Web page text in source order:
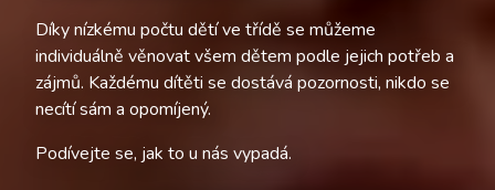
Díky nízkému počtu dětí ve třídě se můžeme
individuálně věnovat všem dětem podle jejich potřeb a
zájmů. Každému dítěti se dostává pozornosti, nikdo se
necítí sám a opomíjený.
Podívejte se, jak to u nás vypadá.